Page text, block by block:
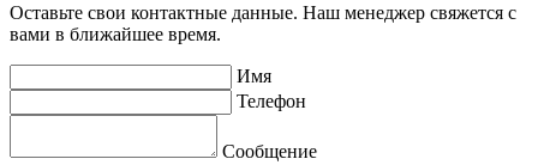
Оставьте свои контактные данные. Наш менеджер свяжется с
вами в ближайшее время.
Имя
Телефон
Сообщение